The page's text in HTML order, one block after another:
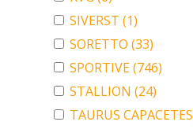
SIVERST (1)
SORETTO (33)
SPORTIVE(746)
STALLION (24)
TAURUS CAPACETES